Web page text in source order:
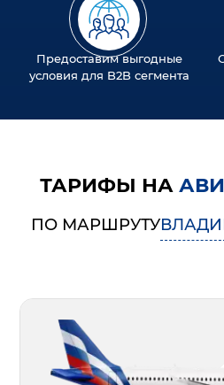
Предоставим выгодные
условия для B2B сегмента
ТАРИФЫ НА
ПО МАРШРУТУ